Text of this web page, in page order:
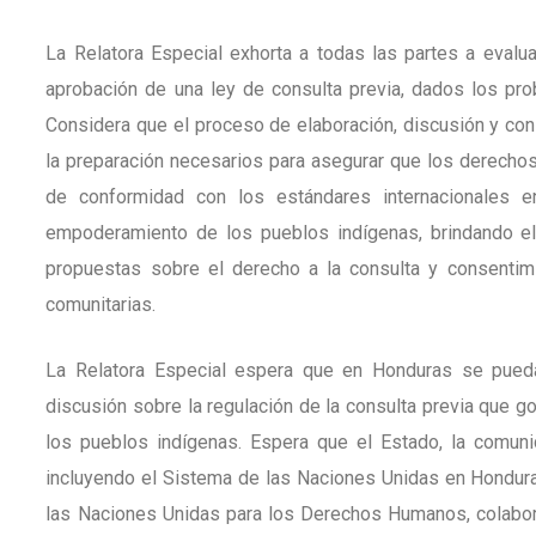
La Relatora Especial exhorta a todas las partes a
aprobación de una ley de consulta previa, dados los
Considera que el proceso de elaboración, discusión y
la preparación necesarios para asegurar que los
de conformidad con los estándares
empoderamiento de los pueblos indígenas, brindando
propuestas sobre el derecho a la consulta y
comunitarias.
La Relatora Especial espera que en Honduras se
discusión sobre la regulación de la consulta previa que
los pueblos indígenas. Espera que el Estado, la
incluyendo el Sistema de las Naciones Unidas en
las Naciones Unidas para los Derechos Humanos,